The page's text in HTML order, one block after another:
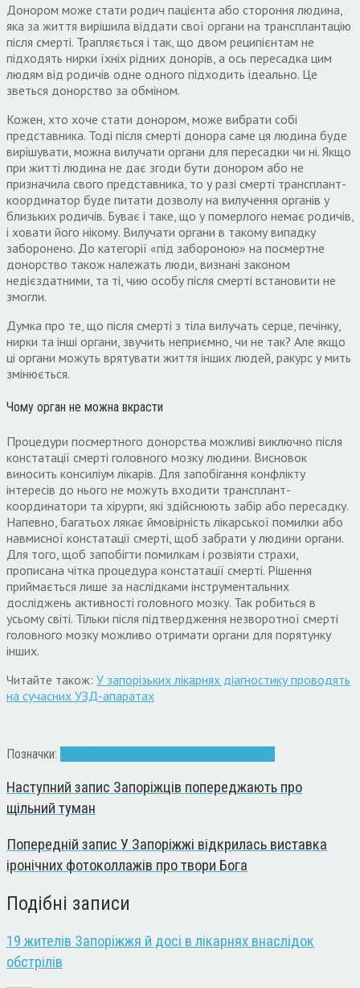
Донором може стати родич пацієнта або стороння людина,
яка за життя вирішила віддати свої органи на трансплантацію
після смерті. Трапляється і так, що двом реципієнтам не
підходять нирки їхніх рідних донорів, а ось пересадка цим
людям від родичів одне одного підходить ідеально. Це
зветься донорство за обміном.
Кожен, хто хоче стати донором, може вибрати собі
представника. Тоді після смерті донора саме ця людина буде
вирішувати, можна вилучати органи для пересадки чи ні. Якщо
при житті людина не дає згоди бути донором або не
призначила свого представника, то у разі смерті трансплант-
координатор буде питати дозволу на вилучення органів у
близьких родичів. Буває і таке, що у померлого немає родичів,
і ховати його нікому. Вилучати органи в такому випадку
заборонено. До категорії «під забороною» на посмертне
донорство також належать люди, визнані законом
недієздатними, та ті, чию особу після смерті встановити не
змогли.
Думка про те, що після смерті з тіла вилучать серце, печінку,
нирки та інші органи, звучить неприємно, чи не так? Але якщо
ці органи можуть врятувати життя інших людей, ракурс у мить
змінюється.
Чому орган не можна вкрасти
Процедури посмертного донорства можливі виключно після
констатації смерті головного мозку людини. Висновок
виносить консиліум лікарів. Для запобігання конфлікту
інтересів до нього не можуть входити трансплант-
координатори та хірурги, які здійснюють забір або пересадку.
Напевно, багатьох лякає ймовірність лікарської помилки або
навмисної констатації смерті, щоб забрати у людини органи.
Для того, щоб запобігти помилкам і розвіяти страхи,
прописана чітка процедура констатації смерті. Рішення
приймається лише за наслідками інструментальних
досліджень активності головного мозку. Так робиться в
усьому світі. Тільки після підтвердження незворотної смерті
головного мозку можливо отримати органи для порятунку
інших.
Читайте також: У запорізьких лікарнях діагностику проводять
на сучасних УЗД-апаратах
Позначки:
Наступний запис Запоріжців попереджають про
щільний туман
Попередній запис У Запоріжжі відкрилась виставка
іронічних фотоколлажів про твори Бога
Подібні записи
19 жителів Запоріжжя й досі в лікарнях внаслідок
обстрілів